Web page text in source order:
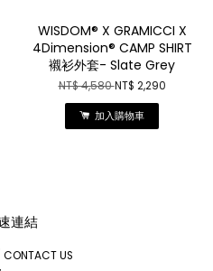
WISDOM® X GRAMICCI X
4Dimension® CAMP SHIRT
襯衫外套- Slate Grey
NT$ 4,580NT$ 2,290
加入購物車
連結
US